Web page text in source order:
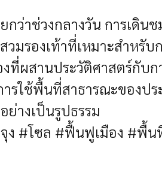
ว่าช่วงกลางวัน การเดิน
วมรองเท้าที่เหมาะสำหรับ
ผสานประวัติศาสตร์กับ
รใช้พื้นที่สาธารณะของป
างเป็นรูปธรรม
ง #โซล #ฟื้นฟูเมือง #พื้น